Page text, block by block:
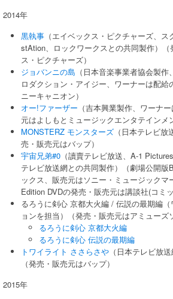
2014年
黒執事 （エイベックス・ピクチャーズ、
stAtion、ロックワークスとの共同製作）（
ス・ピクチャーズ）
ジョバンニの島 （日本音楽事業者協会製
ロダクション・アイジー、ワーナーは配給
ニーキャニオン）
オー!ファーザー （吉本興業製作、ワーナ
元はよしもとミュージックエンタテインメ
MONSTERZ モンスターズ （日本テレビ
売・販売元はバップ）
宇宙兄弟#0 （讀賣テレビ放送、A-1
テレビ放送網との共同製作）（劇場公開版
ックス、販売元はソニー・ミュージック
Edition DVDの発売・販売元は講談社(コミ
るろうに剣心 京都大火編 / 伝説の最期編
ョンを担当）（発売・販売元はアミューズ
るろうに剣心 京都大火編
るろうに剣心 伝説の最期編
トワイライト ささらさや （日本テレビ放
（発売・販売元はバップ）
2015年